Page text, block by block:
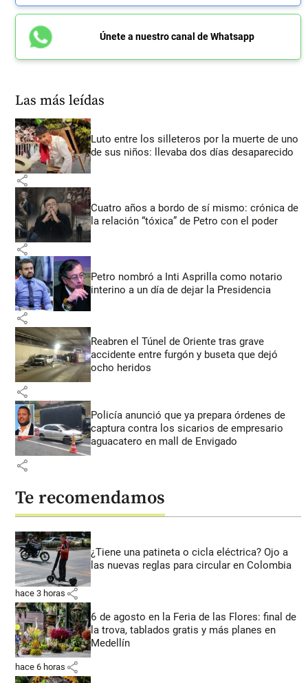
Únete a nuestro canal de Whatsapp
Las más leídas
Luto entre los silleteros por la muerte de uno
de sus niños: llevaba dos días desaparecido
share
Cuatro años a bordo de sí mismo: crónica de
la relación “tóxica” de Petro con el poder
share
Petro nombró a Inti Asprilla como notario
interino a un día de dejar la Presidencia
share
Reabren el Túnel de Oriente tras grave
accidente entre furgón y buseta que dejó
ocho heridos
share
Policía anunció que ya prepara órdenes de
captura contra los sicarios de empresario
aguacatero en mall de Envigado
share
Te recomendamos
¿Tiene una patineta o cicla eléctrica? Ojo a
las nuevas reglas para circular en Colombia
hace 3 horas share
6 de agosto en la Feria de las Flores: final de
la trova, tablados gratis y más planes en
Medellín
hace 6 horas share